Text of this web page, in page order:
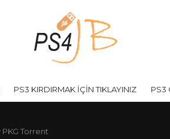
PS3 KIRDIRMAK İÇİN TIKLAYINIZ PS3
Torrent